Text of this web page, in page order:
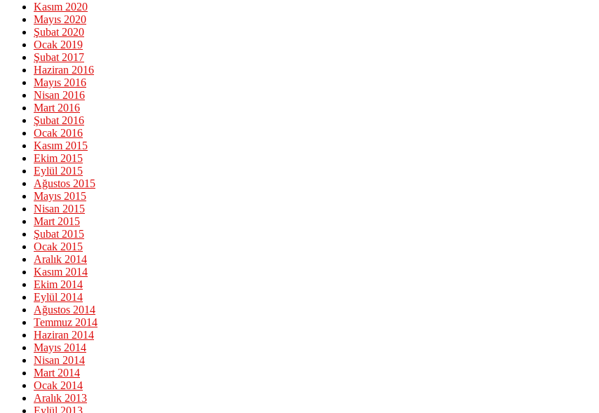
Kasım 2020
Mayıs 2020
Şubat 2020
Ocak 2019
Şubat 2017
Haziran 2016
Mayıs 2016
Nisan 2016
Mart 2016
Şubat 2016
Ocak 2016
Kasım 2015
Ekim 2015
Eylül 2015
Ağustos 2015
Mayıs 2015
Nisan 2015
Mart 2015
Şubat 2015
Ocak 2015
Aralık 2014
Kasım 2014
Ekim 2014
Eylül 2014
Ağustos 2014
Temmuz 2014
Haziran 2014
Mayıs 2014
Nisan 2014
Mart 2014
Ocak 2014
Aralık 2013